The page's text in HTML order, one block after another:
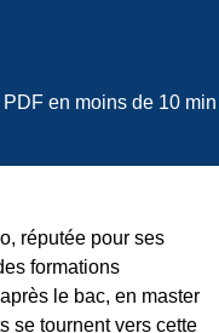
en moins de 10 min
réputée pour ses
formations
le bac, en master
se tournent vers cette